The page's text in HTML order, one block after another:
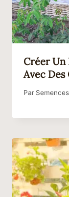
Créer Un
Avec Des
Par